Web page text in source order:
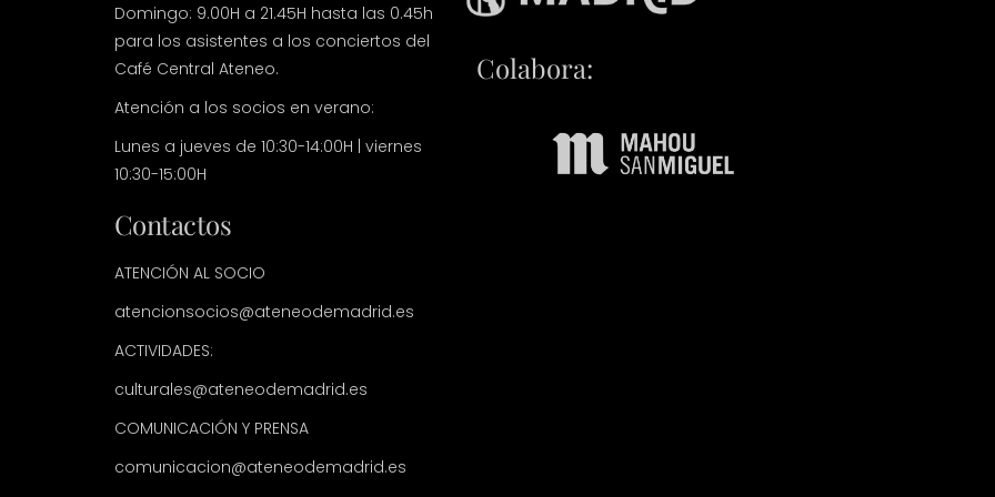
Domingo: 9.00H a 21.45H hasta las 0.45h
para los asistentes a los conciertos del
Café Central Ateneo.
Atención a los socios en verano:
Lunes a jueves de 10:30-14:00H | viernes
10:30-15:00H
Contactos
ATENCIÓN AL SOCIO
atencionsocios@ateneodemadrid.es
ACTIVIDADES:
culturales@ateneodemadrid.es
COMUNICACIÓN Y PRENSA
comunicacion@ateneodemadrid.es
Colabora: